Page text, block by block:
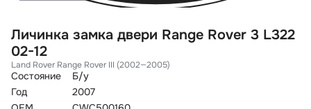
Личинка замка двери Range Rover 3 L322
02-12
Land Rover Range Rover III (2002—2005)
Состояние
Б/у
Год
2007